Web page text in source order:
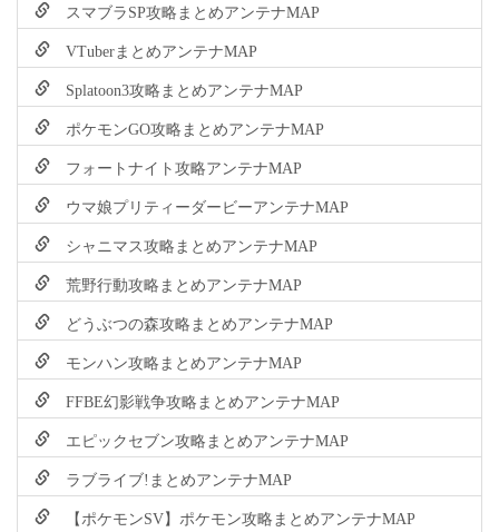
スマブラSP攻略まとめアンテナMAP
VTuberまとめアンテナMAP
Splatoon3攻略まとめアンテナMAP
ポケモンGO攻略まとめアンテナMAP
フォートナイト攻略アンテナMAP
ウマ娘プリティーダービーアンテナMAP
シャニマス攻略まとめアンテナMAP
荒野行動攻略まとめアンテナMAP
どうぶつの森攻略まとめアンテナMAP
モンハン攻略まとめアンテナMAP
FFBE幻影戦争攻略まとめアンテナMAP
エピックセブン攻略まとめアンテナMAP
ラブライブ!まとめアンテナMAP
【ポケモンSV】ポケモン攻略まとめアンテナMAP